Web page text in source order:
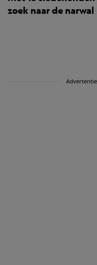
zoek naar de narwal